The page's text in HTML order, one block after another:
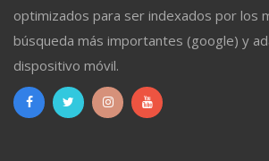
optimizados para ser indexados por los
búsqueda más importantes (google) y
dispositivo móvil.